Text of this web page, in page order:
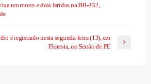
um morto e dois feridos na BR-232,
é registrado nesta segunda-feira (13), em
Floresta, no Sertão de PE